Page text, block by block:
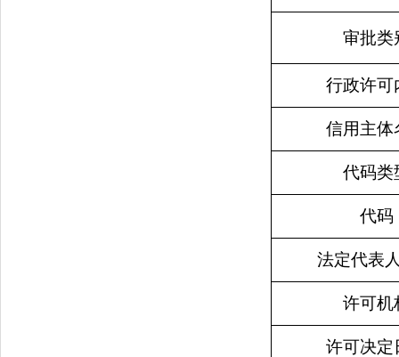
审批类
行政许可
信用主体
代码类
代码
法定代表
许可机
许可决定